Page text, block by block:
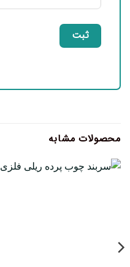
محصولات مشابه